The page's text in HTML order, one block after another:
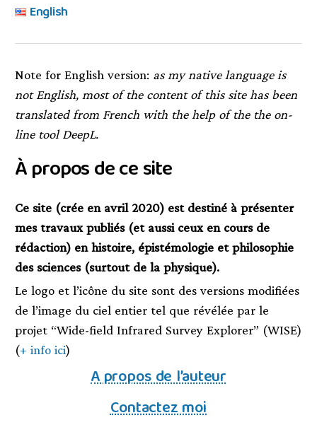
English
Note for English version: as my native language is
not English, most of the content of this site has been
translated from French with the help of the the on-
line tool DeepL.
À propos de ce site
Ce site (crée en avril 2020) est destiné à présenter
mes travaux publiés (et aussi ceux en cours de
rédaction) en histoire, épistémologie et philosophie
des sciences (surtout de la physique).
Le logo et l’icône du site sont des versions modifiées
de l’image du ciel entier tel que révélée par le
projet “Wide-field Infrared Survey Explorer” (WISE)
(+ info ici)
A propos de l’auteur
Contactez moi